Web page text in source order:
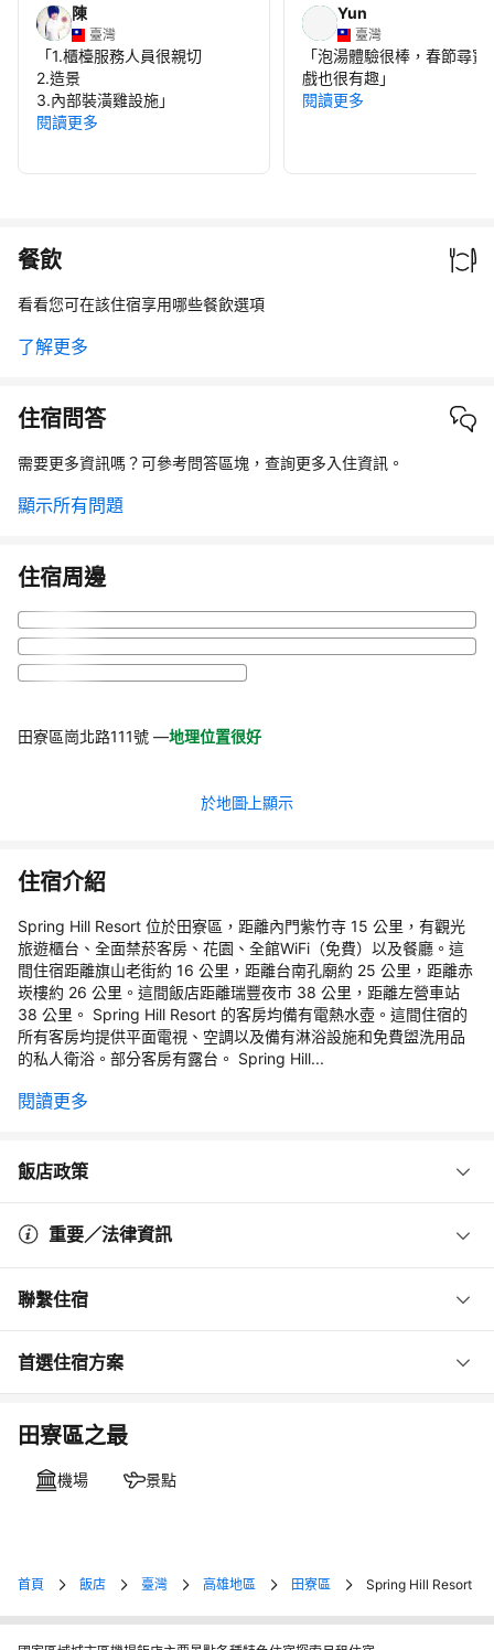
陳
臺灣
「1.櫃檯服務人員很親切
2.造景
3.內部裝潢雞設施」
閱讀更多
Yun
臺灣
「泡湯體驗很棒，春節尋寶
戲也很有趣」
閱讀更多
餐飲
看看您可在該住宿享用哪些餐飲選項
了解更多
住宿問答
需要更多資訊嗎？可參考問答區塊，查詢更多入住資訊。
顯示所有問題
住宿周邊
田寮區崗北路111號 —地理位置很好
於地圖上顯示
住宿介紹
Spring Hill Resort 位於田寮區，距離內門紫竹寺 15 公里，有觀光
旅遊櫃台、全面禁菸客房、花園、全館WiFi（免費）以及餐廳。這
間住宿距離旗山老街約 16 公里，距離台南孔廟約 25 公里，距離赤
崁樓約 26 公里。這間飯店距離瑞豐夜市 38 公里，距離左營車站
38 公里。 Spring Hill Resort 的客房均備有電熱水壺。這間住宿的
所有客房均提供平面電視、空調以及備有淋浴設施和免費盥洗用品
的私人衛浴。部分客房有露台。 Spring Hill...
閱讀更多
飯店政策
重要／法律資訊
聯繫住宿
首選住宿方案
田寮區之最
機場 景點
首頁 飯店 臺灣 高雄地區 田寮區 Spring Hill Resort